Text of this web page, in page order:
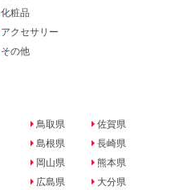
化粧品
アクセサリー
その他
鳥取県
島根県
岡山県
広島県
佐賀県
長崎県
熊本県
大分県